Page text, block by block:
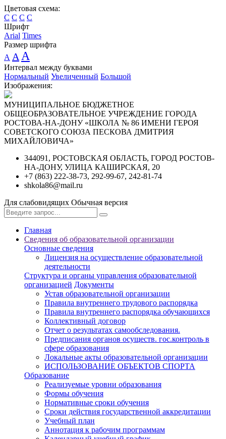
Цветовая схема:
C C C C
Шрифт
Arial Times
Размер шрифта
A A A
Интервал между буквами
Нормальный Увеличенный Большой
Изображения:
МУНИЦИПАЛЬНОЕ БЮДЖЕТНОЕ
ОБЩЕОБРАЗОВАТЕЛЬНОЕ УЧРЕЖДЕНИЕ ГОРОДА
РОСТОВА-НА-ДОНУ «ШКОЛА № 86 ИМЕНИ ГЕРОЯ
СОВЕТСКОГО СОЮЗА ПЕСКОВА ДМИТРИЯ
МИХАЙЛОВИЧА»
344091, РОСТОВСКАЯ ОБЛАСТЬ, ГОРОД РОСТОВ-
НА-ДОНУ, УЛИЦА КАШИРСКАЯ, 20
+7 (863) 222-38-73, 292-99-67, 242-81-74
shkola86@mail.ru
Для слабовидящих Обычная версия
Главная
Cведения об образовательной организации
Основные сведения
Лицензия на осуществление образовательной
деятельности
Структура и органы управления образовательной
организацией Документы
Устав образовательной организации
Правила внутреннего трудового распорядка
Правила внутреннего распорядка обучающихся
Коллективный договор
Отчет о результатах самообследования.
Предписания органов осуществ. гос.контроль в
сфере образования
Локальные акты образовательной организации
ИСПОЛЬЗОВАНИЕ ОБЪЕКТОВ СПОРТА
Образование
Реализуемые уровни образования
Формы обучения
Нормативные сроки обучения
Сроки действия государственной аккредитации
Учебный план
Аннотация к рабочим программам